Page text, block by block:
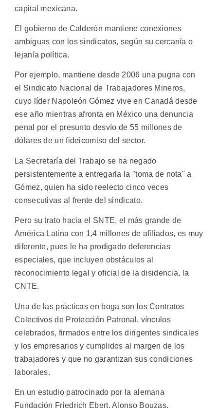
capital mexicana.
El gobierno de Calderón mantiene conexiones
ambiguas con los sindicatos, según su cercanía o
lejanía política.
Por ejemplo, mantiene desde 2006 una pugna con
el Sindicato Nacional de Trabajadores Mineros,
cuyo líder Napoleón Gómez vive en Canadá desde
ese año mientras afronta en México una denuncia
penal por el presunto desvío de 55 millones de
dólares de un fideicomiso del sector.
La Secretaría del Trabajo se ha negado
persistentemente a entregarla la "toma de nota" a
Gómez, quien ha sido reelecto cinco veces
consecutivas al frente del sindicato.
Pero su trato hacia el SNTE, el más grande de
América Latina con 1,4 millones de afiliados, es muy
diferente, pues le ha prodigado deferencias
especiales, que incluyen obstáculos al
reconocimiento legal y oficial de la disidencia, la
CNTE.
Una de las prácticas en boga son los Contratos
Colectivos de Protección Patronal, vínculos
celebrados, firmados entre los dirigentes sindicales
y los empresarios y cumplidos al margen de los
trabajadores y que no garantizan sus condiciones
laborales.
En un estudio patrocinado por la alemana
Fundación Friedrich Ebert, Alonso Bouzas,